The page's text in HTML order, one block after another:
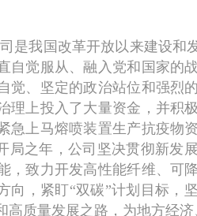
是我国改革开放以来建设和
自觉服从、融入党和国家的
觉、坚定的政治站位和强烈
理上投入了大量资金，并积
急上马熔喷装置生产抗疫物
局之年，公司坚决贯彻新发
，致力开发高性能纤维、可
向，紧盯“双碳”计划目标，
高质量发展之路，为地方经济